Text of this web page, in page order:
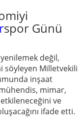
spor Günü
değil,
söyleyen Milletvekili
inşaat
mimar,
ve
ifade etti.